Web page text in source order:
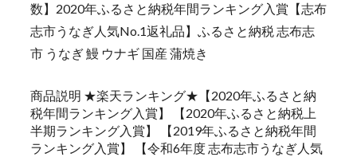
数】2020年ふるさと納税年間ランキング入賞【志布
志市うなぎ人気No.1返礼品】ふるさと納税 志布志
市 うなぎ 鰻 ウナギ 国産 蒲焼き
商品説明 ★楽天ランキング★【2020年ふるさと納
税年間ランキング入賞】 【2020年ふるさと納税上
半期ランキング入賞】 【2019年ふるさと納税年間
ランキング入賞】 【令和6年度 志布志市うなぎ人気